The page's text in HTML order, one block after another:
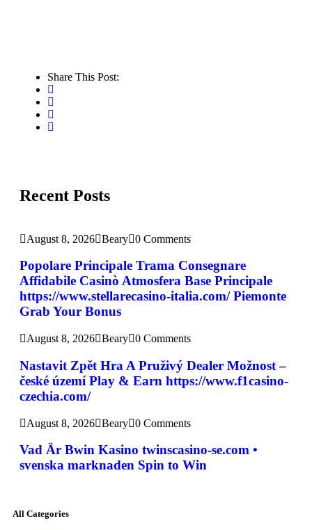
Share This Post:
Recent Posts
August 8, 2026 Beary 0 Comments
Popolare Principale Trama Consegnare
Affidabile Casinò Atmosfera Base Principale
https://www.stellarecasino-italia.com/ Piemonte
Grab Your Bonus
August 8, 2026 Beary 0 Comments
Nastavit Zpět Hra A Pruživý Dealer Možnost –
české území Play & Earn https://www.f1casino-
czechia.com/
August 8, 2026 Beary 0 Comments
Vad Är Bwin Kasino twinscasino-se.com •
svenska marknaden Spin to Win
All Categories